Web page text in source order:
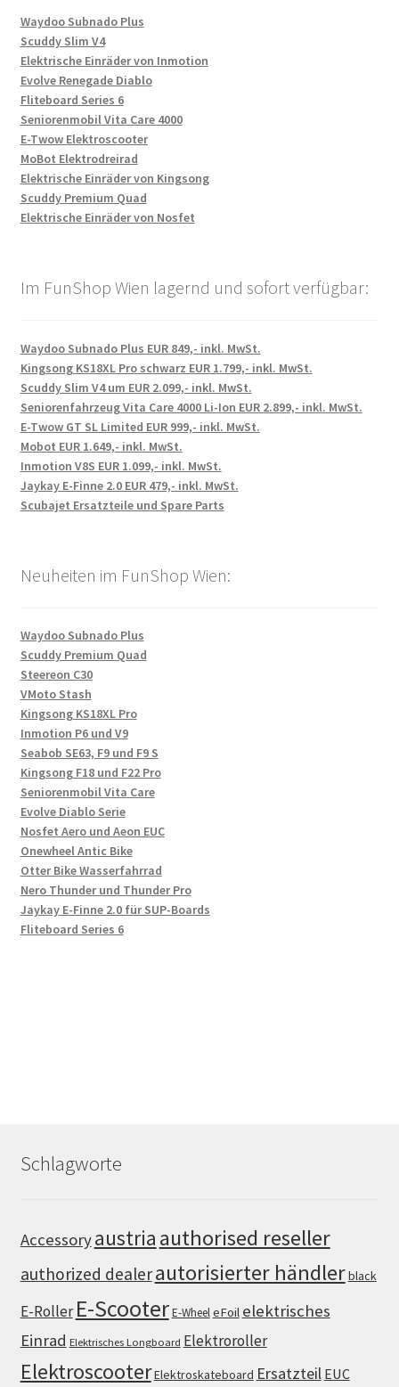
Waydoo Subnado Plus
Scuddy Slim V4
Elektrische Einräder von Inmotion
Evolve Renegade Diablo
Fliteboard Series 6
Seniorenmobil Vita Care 4000
E-Twow Elektroscooter
MoBot Elektrodreirad
Elektrische Einräder von Kingsong
Scuddy Premium Quad
Elektrische Einräder von Nosfet
Im FunShop Wien lagernd und sofort verfügbar:
Waydoo Subnado Plus EUR 849,- inkl. MwSt.
Kingsong KS18XL Pro schwarz EUR 1.799,- inkl. MwSt.
Scuddy Slim V4 um EUR 2.099,- inkl. MwSt.
Seniorenfahrzeug Vita Care 4000 Li-Ion EUR 2.899,- inkl. MwSt.
E-Twow GT SL Limited EUR 999,- inkl. MwSt.
Mobot EUR 1.649,- inkl. MwSt.
Inmotion V8S EUR 1.099,- inkl. MwSt.
Jaykay E-Finne 2.0 EUR 479,- inkl. MwSt.
Scubajet Ersatzteile und Spare Parts
Neuheiten im FunShop Wien:
Waydoo Subnado Plus
Scuddy Premium Quad
Steereon C30
VMoto Stash
Kingsong KS18XL Pro
Inmotion P6 und V9
Seabob SE63, F9 und F9 S
Kingsong F18 und F22 Pro
Seniorenmobil Vita Care
Evolve Diablo Serie
Nosfet Aero und Aeon EUC
Onewheel Antic Bike
Otter Bike Wasserfahrrad
Nero Thunder und Thunder Pro
Jaykay E-Finne 2.0 für SUP-Boards
Fliteboard Series 6
Schlagworte
Accessoryaustria authorised reseller
authorized dealerautorisierter händlerblack
E-Roller E-ScooterE-WheeleFoil elektrisches
Einrad Elektrisches Longboard Elektroroller
ElektroscooterElektroskateboard Ersatzteil EUC